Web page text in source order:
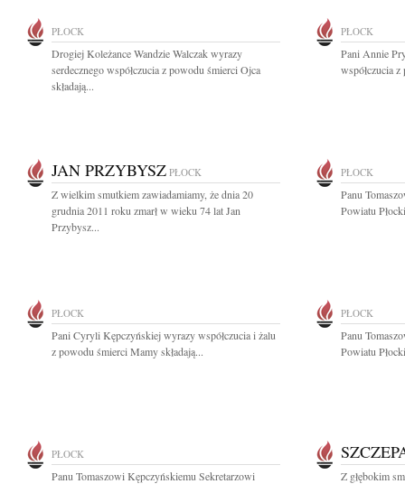
PŁOCK
Drogiej Koleżance Wandzie Walczak wyrazy
serdecznego współczucia z powodu śmierci Ojca
składają...
PŁOCK
Pani Annie
współczucia
JAN PRZYBYSZ PŁOCK
Z wielkim smutkiem zawiadamiamy, że dnia 20
grudnia 2011 roku zmarł w wieku 74 lat Jan
Przybysz...
PŁOCK
Panu
Powiatu
PŁOCK
Pani Cyryli Kępczyńskiej wyrazy współczucia i żalu
z powodu śmierci Mamy składają...
PŁOCK
Panu
Powiatu
PŁOCK
Panu Tomaszowi Kępczyńskiemu Sekretarzowi
Z głębokim